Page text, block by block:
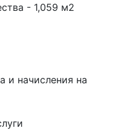
- 1,059 м2
и начисления на